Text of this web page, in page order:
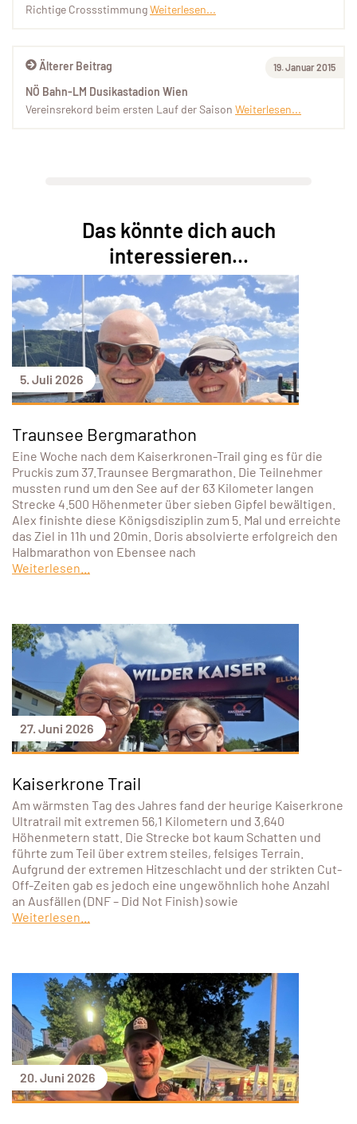
Älterer Beitrag 19. Januar 2015
NÖ Bahn-LM Dusikastadion Wien
Vereinsrekord beim ersten Lauf der Saison Weiterlesen...
Richtige CrossstimmungWeiterlesen...
Das könnte dich auch
interessieren...
5. Juli 2026
Traunsee Bergmarathon
Eine Woche nach dem Kaiserkronen-Trail ging es für die
Pruckis zum 37.Traunsee Bergmarathon. Die Teilnehmer
mussten rund um den See auf der 63 Kilometer langen
Strecke 4.500 Höhenmeter über sieben Gipfel bewältigen.
Alex finishte diese Königsdisziplin zum 5. Mal und erreichte
das Ziel in 11h und 20min. Doris absolvierte erfolgreich den
Halbmarathon von Ebensee nach
Weiterlesen...
27. Juni 2026
Kaiserkrone Trail
Am wärmsten Tag des Jahres fand der heurige Kaiserkrone
Ultratrail mit extremen 56,1 Kilometern und 3.640
Höhenmetern statt. Die Strecke bot kaum Schatten und
führte zum Teil über extrem steiles, felsiges Terrain.
Aufgrund der extremen Hitzeschlacht und der strikten Cut-
Off-Zeiten gab es jedoch eine ungewöhnlich hohe Anzahl
an Ausfällen (DNF – Did Not Finish) sowie
Weiterlesen...
20. Juni 2026